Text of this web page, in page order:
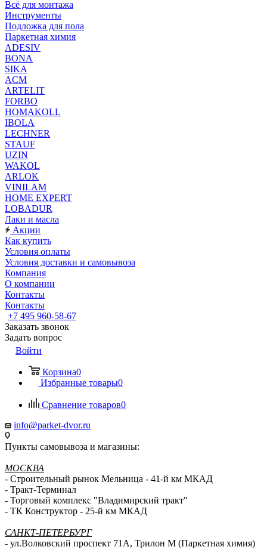
Всё для монтажа
Инструменты
Подложка для пола
Паркетная химия
ADESIV
BONA
SIKA
ACM
ARTELIT
FORBO
HOMAKOLL
IBOLA
LECHNER
STAUF
UZIN
WAKOL
ARLOK
VINILAM
HOME EXPERT
LOBADUR
Лаки и масла
Акции
Как купить
Условия оплаты
Условия доставки и самовывоза
Компания
О компании
Контакты
Контакты
+7 495 960-58-67
Заказать звонок
Задать вопрос
Войти
Корзина0
Избранные товары0
Сравнение товаров0
info@parket-dvor.ru
Пункты самовывоза и магазины:
МОСКВА
- Строительный рынок Мельница - 41-й км МКАД
- Тракт-Терминал
- Торговый комплекс "Владимирский тракт"
- ТК Конструктор - 25-й км МКАД
САНКТ-ПЕТЕРБУРГ
- ул.Волковский проспект 71А, Трилон М (Паркетная химия)